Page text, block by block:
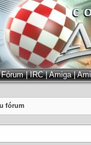
Fórum|IRC|Amiga|
fórum